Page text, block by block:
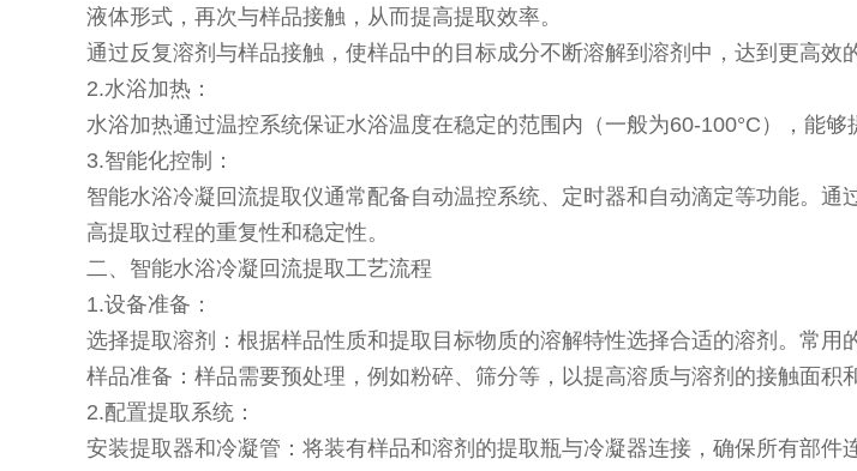
液体形式，再次与样品接触，从而提高提取效率。
通过反复溶剂与样品接触，使样品中的目标成分不断溶解到溶剂中，达到更高效
2.水浴加热：
水浴加热通过温控系统保证水浴温度在稳定的范围内（一般为60-100°C），能
3.智能化控制：
智能水浴冷凝回流提取仪通常配备自动温控系统、定时器和自动滴定等功能。
高提取过程的重复性和稳定性。
二、智能水浴冷凝回流提取工艺流程
1.设备准备：
选择提取溶剂：根据样品性质和提取目标物质的溶解特性选择合适的溶剂。常用
样品准备：样品需要预处理，例如粉碎、筛分等，以提高溶质与溶剂的接触面积
2.配置提取系统：
安装提取器和冷凝管：将装有样品和溶剂的提取瓶与冷凝器连接，确保所有部件